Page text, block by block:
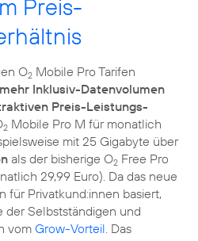
Preis-
O2 Mobile Pro Tarifen
mehr Inklusiv-Datenvolumen
Preis-Leistungs-
2 Mobile Pro M für monatlich
mit 25 Gigabyte über
als der bisherige O2 Free Pro
29,99 Euro). Da das neue
für Privatkund:innen basiert,
der Selbstständigen und
vom Grow-Vorteil . Das